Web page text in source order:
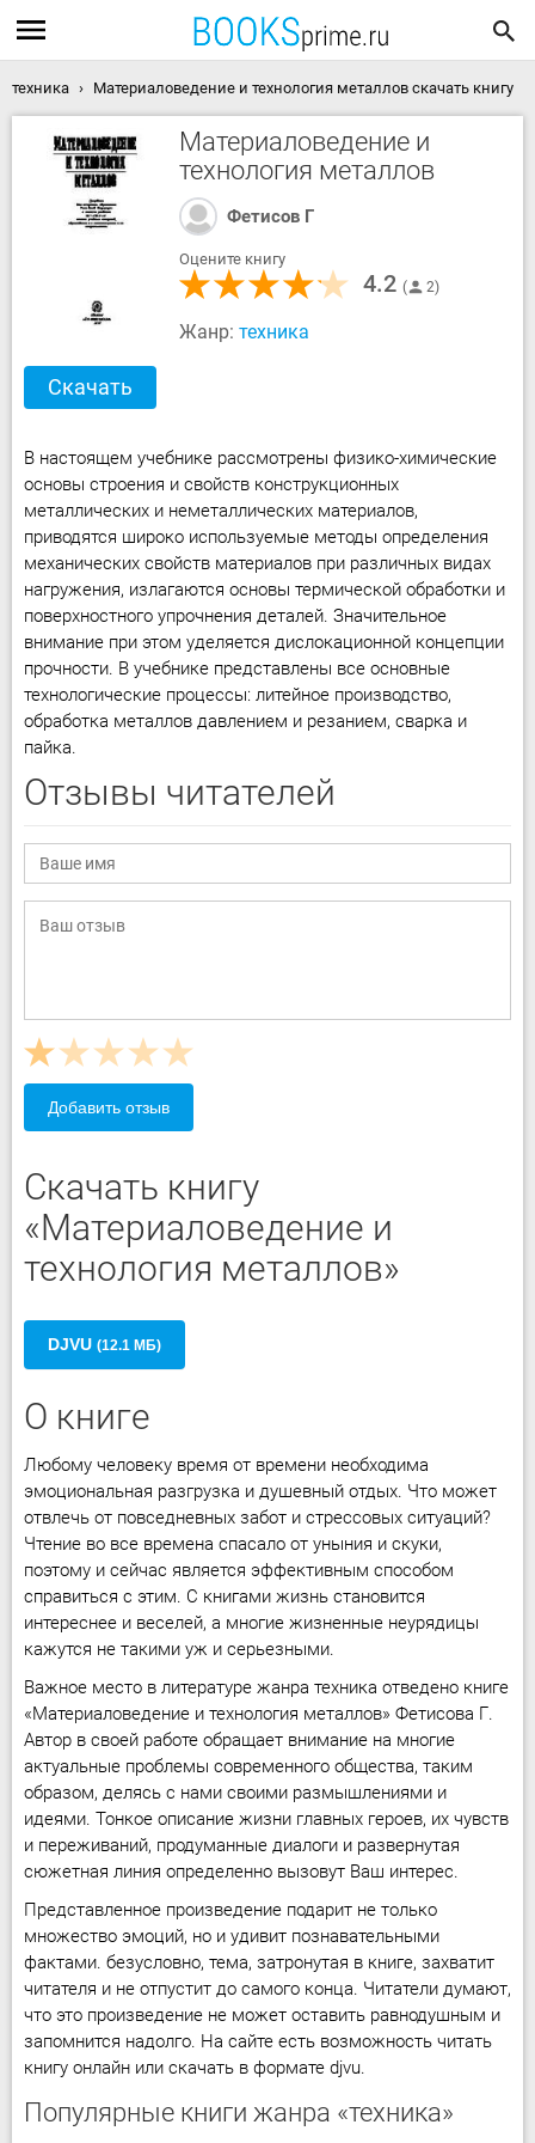
техника Материаловедение и технология металлов скачать книгу
Материаловедение и
технология металлов
Фетисов Г
Оцените книгу
4.2 2
Жанр: техника
Скачать
В настоящем учебнике рассмотрены физико-химические
основы строения и свойств конструкционных
металлических и неметаллических материалов,
приводятся широко используемые методы определения
механических свойств материалов при различных видах
нагружения, излагаются основы термической обработки и
поверхностного упрочнения деталей. Значительное
внимание при этом уделяется дислокационной концепции
прочности. В учебнике представлены все основные
технологические процессы: литейное производство,
обработка металлов давлением и резанием, сварка и
пайка.
Отзывы читателей
Добавить отзыв
Скачать книгу
«Материаловедение и
технология металлов»
DJVU (12.1 МБ)
О книге
Любому человеку время от времени необходима
эмоциональная разгрузка и душевный отдых. Что может
отвлечь от повседневных забот и стрессовых ситуаций?
Чтение во все времена спасало от уныния и скуки,
поэтому и сейчас является эффективным способом
справиться с этим. С книгами жизнь становится
интереснее и веселей, а многие жизненные неурядицы
кажутся не такими уж и серьезными.
Важное место в литературе жанра техника отведено книге
«Материаловедение и технология металлов» Фетисова Г.
Автор в своей работе обращает внимание на многие
актуальные проблемы современного общества, таким
образом, делясь с нами своими размышлениями и
идеями. Тонкое описание жизни главных героев, их чувств
и переживаний, продуманные диалоги и развернутая
сюжетная линия определенно вызовут Ваш интерес.
Представленное произведение подарит не только
множество эмоций, но и удивит познавательными
фактами. безусловно, тема, затронутая в книге, захватит
читателя и не отпустит до самого конца. Читатели думают,
что это произведение не может оставить равнодушным и
запомнится надолго. На сайте есть возможность читать
книгу онлайн или скачать в формате djvu.
Популярные книги жанра «техника»